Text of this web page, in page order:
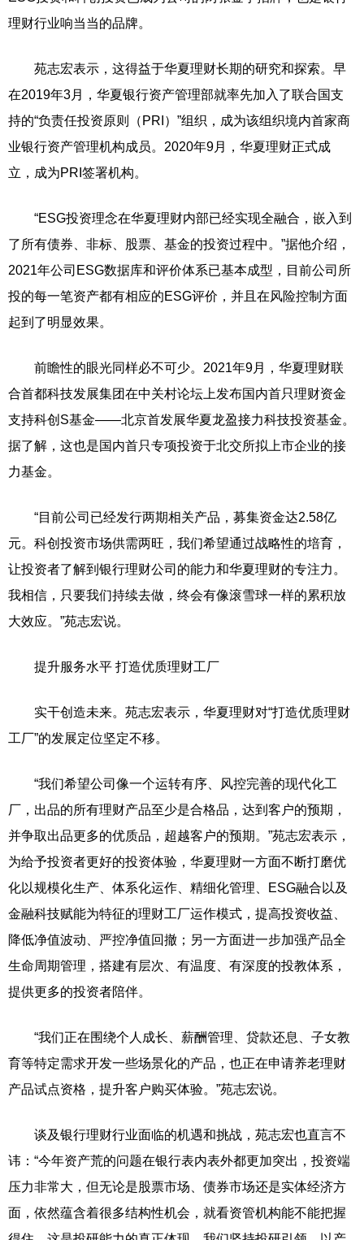
理财行业响当当的品牌。
苑志宏表示，这得益于华夏理财长期的研究和探索。早
在2019年3月，华夏银行资产管理部就率先加入了联合国支
持的“负责任投资原则（PRI）”组织，成为该组织境内首家商
业银行资产管理机构成员。2020年9月，华夏理财正式成
立，成为PRI签署机构。
“ESG投资理念在华夏理财内部已经实现全融合，嵌入到
了所有债券、非标、股票、基金的投资过程中。”据他介绍，
2021年公司ESG数据库和评价体系已基本成型，目前公司所
投的每一笔资产都有相应的ESG评价，并且在风险控制方面
起到了明显效果。
前瞻性的眼光同样必不可少。2021年9月，华夏理财联
合首都科技发展集团在中关村论坛上发布国内首只理财资金
支持科创S基金——北京首发展华夏龙盈接力科技投资基金。
据了解，这也是国内首只专项投资于北交所拟上市企业的接
力基金。
“目前公司已经发行两期相关产品，募集资金达2.58亿
元。科创投资市场供需两旺，我们希望通过战略性的培育，
让投资者了解到银行理财公司的能力和华夏理财的专注力。
我相信，只要我们持续去做，终会有像滚雪球一样的累积放
大效应。”苑志宏说。
提升服务水平 打造优质理财工厂
实干创造未来。苑志宏表示，华夏理财对“打造优质理财
工厂”的发展定位坚定不移。
“我们希望公司像一个运转有序、风控完善的现代化工
厂，出品的所有理财产品至少是合格品，达到客户的预期，
并争取出品更多的优质品，超越客户的预期。”苑志宏表示，
为给予投资者更好的投资体验，华夏理财一方面不断打磨优
化以规模化生产、体系化运作、精细化管理、ESG融合以及
金融科技赋能为特征的理财工厂运作模式，提高投资收益、
降低净值波动、严控净值回撤；另一方面进一步加强产品全
生命周期管理，搭建有层次、有温度、有深度的投教体系，
提供更多的投资者陪伴。
“我们正在围绕个人成长、薪酬管理、贷款还息、子女教
育等特定需求开发一些场景化的产品，也正在申请养老理财
产品试点资格，提升客户购买体验。”苑志宏说。
谈及银行理财行业面临的机遇和挑战，苑志宏也直言不
讳：“今年资产荒的问题在银行表内表外都更加突出，投资端
压力非常大，但无论是股票市场、债券市场还是实体经济方
面，依然蕴含着很多结构性机会，就看资管机构能不能把握